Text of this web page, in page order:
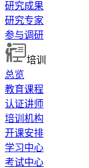
研究成果
研究专家
参与调研
培训
总览
教育课程
认证讲师
培训机构
开课安排
学习中心
考试中心